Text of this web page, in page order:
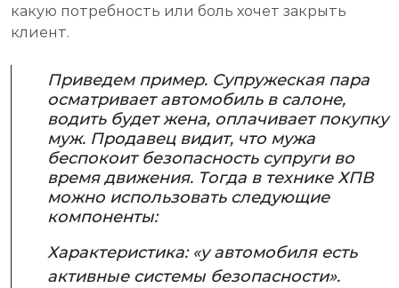
какую потребность или боль хочет закрыть
клиент.
Приведем пример. Супружеская пара
осматривает автомобиль в салоне,
водить будет жена, оплачивает покупку
муж. Продавец видит, что мужа
беспокоит безопасность супруги во
время движения. Тогда в технике ХПВ
можно использовать следующие
компоненты:
Характеристика: «у автомобиля есть
активные системы безопасности».